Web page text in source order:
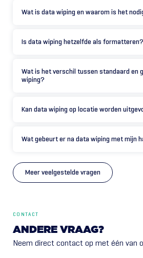
Wat is data wiping en waarom is het
Is data wiping hetzelfde als formatteren?
Wat is het verschil tussen standaard en
wiping?
Kan data wiping op locatie worden
Wat gebeurt er na data wiping met mijn
Meer veelgestelde vragen
CONTACT
ANDERE VRAAG?
Neem direct contact op met één van